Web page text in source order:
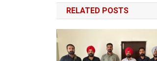
RELATED POSTS